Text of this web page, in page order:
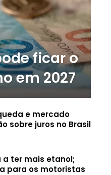
ficar o
em 2027
e mercado
sobre juros no Brasil
a ter mais etanol;
para os motoristas